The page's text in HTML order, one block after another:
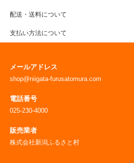
配送・送料について
支払い方法について
メールアドレス
shop@niigata-furusatomura.com
電話番号
025-230-4000
販売業者
株式会社新潟ふるさと村